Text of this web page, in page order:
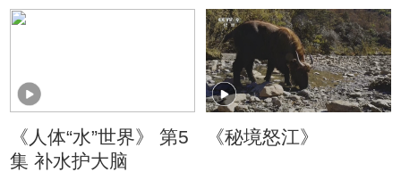
集 勃勃有生气的青年
（下）
《人体“水”世界》 第5
集 补水护大脑
《秘境怒江》